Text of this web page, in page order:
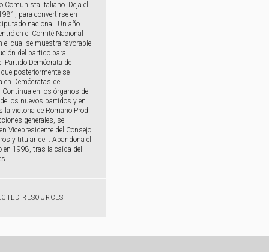
Comunista Italiano. Deja el
para convertirse en
nacional. Un año
en el Comité Nacional
el cual se muestra favorable
del partido para
Partido Demócrata de
que posteriormente se
en Demócratas de
Continua en los órganos de
los nuevos partidos y en
la victoria de Romano Prodi
generales, se
Vicepresidente del Consejo
y titular del . Abandona el
en 1998, tras la caída del
RESOURCES